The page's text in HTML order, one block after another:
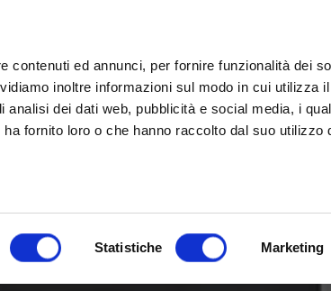
contenuti ed annunci, per fornire funzionalità dei
inoltre informazioni sul modo in cui utilizza
dei dati web, pubblicità e social media, i
fornito loro o che hanno raccolto dal suo utilizzo
Statistiche Marketing